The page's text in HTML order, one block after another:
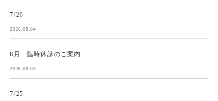
7/26
2026.08.04
8月 臨時休診のご案内
2026.08.03
7/25